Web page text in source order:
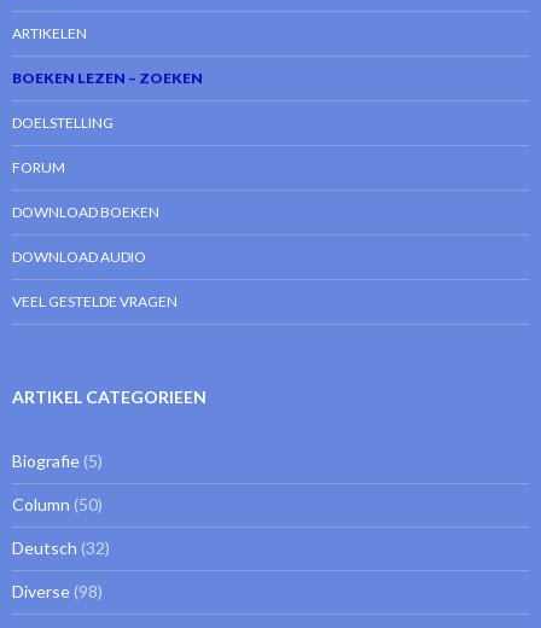
ARTIKELEN
BOEKEN LEZEN – ZOEKEN
DOELSTELLING
FORUM
DOWNLOAD BOEKEN
DOWNLOAD AUDIO
VEEL GESTELDE VRAGEN
ARTIKEL CATEGORIEEN
Biografie (5)
Column (50)
Deutsch (32)
Diverse (98)